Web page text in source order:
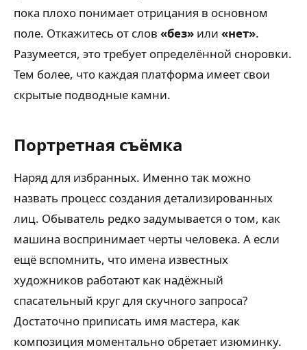
пока плохо понимает отрицания в основном
поле. Откажитесь от слов «без» или «нет».
Разумеется, это требует определённой сноровки.
Тем более, что каждая платформа имеет свои
скрытые подводные камни.
Портретная съёмка
Наряд для избранных. Именно так можно
назвать процесс создания детализированных
лиц. Обыватель редко задумывается о том, как
машина воспринимает черты человека. А если
ещё вспомнить, что имена известных
художников работают как надёжный
спасательный круг для скучного запроса?
Достаточно приписать имя мастера, как
композиция моментально обретает изюминку.